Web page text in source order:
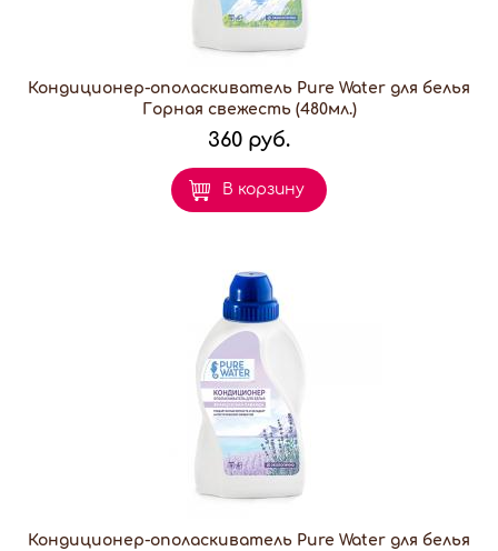
Кондиционер-ополаскиватель Pure Water для белья
Горная свежесть (480мл.)
360 руб.
В корзину
Кондиционер-ополаскиватель Pure Water для белья